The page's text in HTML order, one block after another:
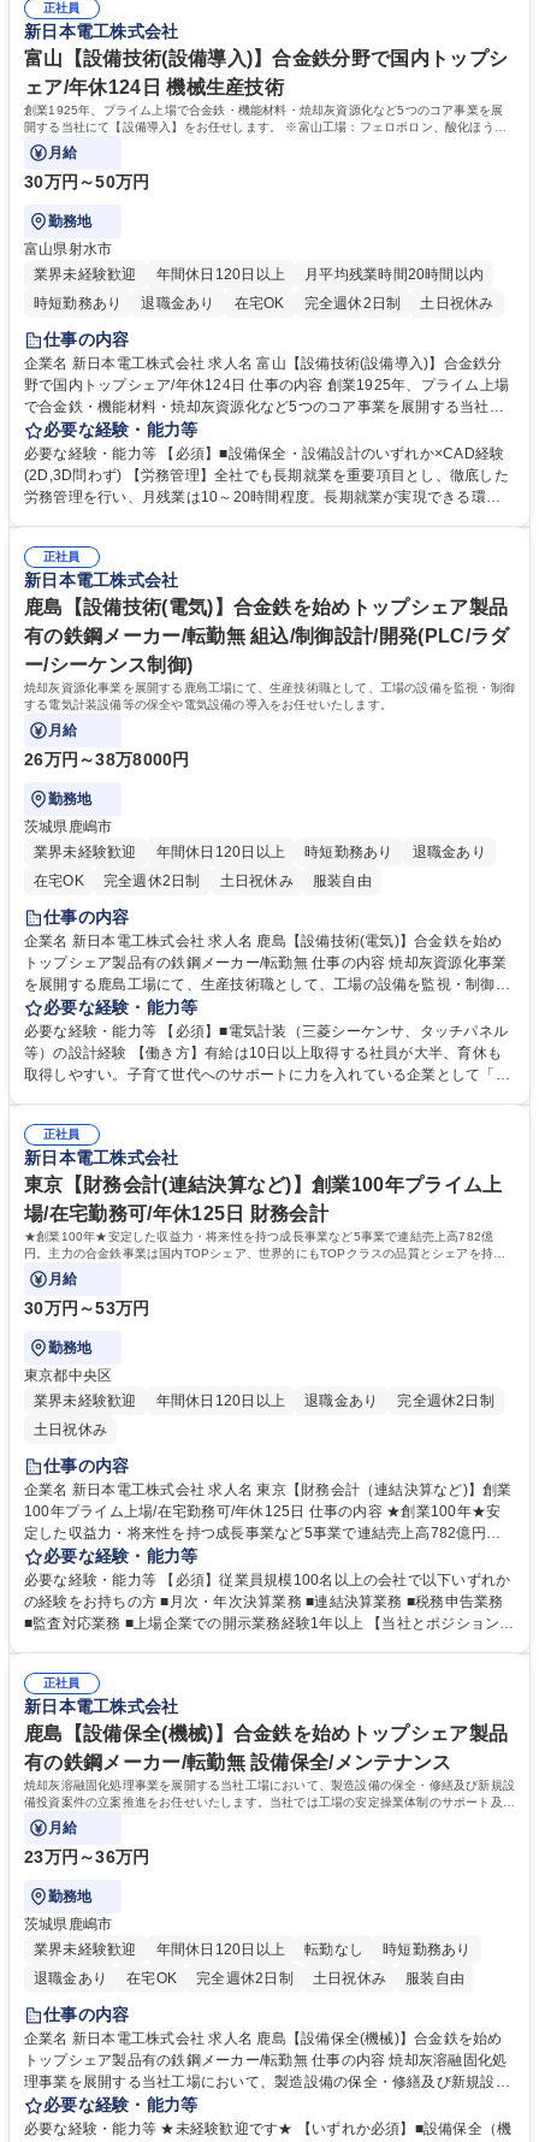
使用量集計、電力会社との連絡調整） ※今回の募集業務では、建物への建
設改変等の実作業は発生しません。 募集職種 複数勤務地【設備技術(電
気)】合金鉄分野で国内トップシェア/借上社宅制度有
マーク」の認定を受けており、法定を超えた各種制度を取り揃えておりま
す。 ■家賃補助は賃貸であり続ける限り適用。詳細は制度・福利厚生を参
照 ■終身雇用を掲げ、年収も着実に毎年上がります。退職金完備。■有給
は1年目から20日※付与。入社時から使用可能。※入社月によって日数変
動 学歴・資格 学歴：大学院 大学 高専 語学力： 資格：
正社員
新日本電工株式会社
富山【設備技術(設備導入)】合金鉄分野で国内トップシ
ェア/年休124日 機械生産技術
創業1925年、プライム上場で合金鉄・機能材料・焼却灰資源化など5つのコア事業を展
開する当社にて【設備導入】をお任せします。 ※富山工場：フェロボロン、酸化ほう素
など扱っています。
月給
30万円～50万円
勤務地
富山県射水市
業界未経験歓迎
年間休日120日以上
月平均残業時間20時間以内
時短勤務あり
退職金あり 在宅OK 完全週休2日制 土日祝休み
仕事の内容
企業名 新日本電工株式会社 求人名 富山【設備技術(設備導入)】合金鉄分
野で国内トップシェア/年休124日 仕事の内容 創業1925年、プライム上場
で合金鉄・機能材料・焼却灰資源化など5つのコア事業を展開する当社に
て【設備導入】をお任せします。 ※富山工場：フェロボロン、酸化ほう素
など扱っています。 【詳細】機能材料製造に関する業務。■更なる事業拡
大に向けた生産性の高い、効率的な生産ラインの設計■効率的な工法の特
定、生産体制の構築■新規設備の導入・投資計画の立案、プロジェクト管
富山【設備技術(設備導入)】合金鉄分野で国内トップシェア/年休124日
必要な経験・能力等
必要な経験・能力等 【必須】■設備保全・設備設計のいずれか×CAD経験
(2D,3D問わず) 【労務管理】全社でも長期就業を重要項目とし、徹底した
労務管理を行い、月残業は10～20時間程度。長期就業が実現できる環境
ーク」の認定を受けており、法定を超えた各種制度を取り揃えておりま
す。 ★家賃補助は賃貸であり続ける限り適用。詳細は制度・福利厚生を参
照 ★終身雇用を掲げ、年収も着実に毎年上がります。退職金も完備。 ★
有給は1年目から20日付与。※入社時から使用可※入社月で日数変動 学
歴・資格 学歴：大学院 大学 高専 語学力： 資格：
正社員
新日本電工株式会社
鹿島【設備技術(電気)】合金鉄を始めトップシェア製品
有の鉄鋼メーカー/転勤無 組込/制御設計/開発(PLC/ラダ
ー/シーケンス制御)
焼却灰資源化事業を展開する鹿島工場にて、生産技術職として、工場の設備を監視・制御
する電気計装設備等の保全や電気設備の導入をお任せいたします。
月給
26万円～38万8000円
勤務地
茨城県鹿嶋市
業界未経験歓迎
年間休日120日以上 時短勤務あり
退職金あり
在宅OK
完全週休2日制 土日祝休み 服装自由
仕事の内容
企業名 新日本電工株式会社 求人名 鹿島【設備技術(電気)】合金鉄を始め
トップシェア製品有の鉄鋼メーカー/転勤無 仕事の内容 焼却灰資源化事業
を展開する鹿島工場にて、生産技術職として、工場の設備を監視・制御す
る電気計装設備等の保全や電気設備の導入をお任せいたします。 【具体的
に】■電気計装関係の保全、修繕業務（トラブル対応含む） ■設備投資案
件の立案推進（外注工事向けの仕様書作成、価格交渉、社内稟議、工事監
督等含む）■月次業務（電力使用量集計、電力会社との連絡調整） ※今回
月残業は10～20時間程度。長期就業が実現できる環境。 募集職種 鹿島
【設備技術(電気)】合金鉄を始めトップシェア製品有の鉄鋼メーカー/転勤
無
必要な経験・能力等
必要な経験・能力等 【必須】■電気計装（三菱シーケンサ、タッチパネル
等）の設計経験 【働き方】有給は10日以上取得する社員が大半、育休も
取得しやすい。子育て世代へのサポートに力を入れている企業として「く
生を参照 ■終身雇用を掲げ、年収も着実に毎年上がります。退職金完備。
■有給は1年目から20日※付与。入社時から使用可能。※入社月によって
日数変動 学歴・資格 学歴：大学院 大学 高専 語学力： 資格：
正社員
新日本電工株式会社
東京【財務会計(連結決算など)】創業100年プライム上
場/在宅勤務可/年休125日 財務会計
★創業100年★安定した収益力・将来性を持つ成長事業など5事業で連結売上高782億
円。主力の合金鉄事業は国内TOPシェア、世界的にもTOPクラスの品質とシェアを持つ
当社にて経理(リーダー～管理職候補)をお任せ。
月給
30万円～53万円
勤務地
東京都中央区
業界未経験歓迎
年間休日120日以上 退職金あり
完全週休2日制
土日祝休み
仕事の内容
企業名 新日本電工株式会社 求人名 東京【財務会計（連結決算など)】創業
100年プライム上場/在宅勤務可/年休125日 仕事の内容 ★創業100年★安
定した収益力・将来性を持つ成長事業など5事業で連結売上高782億円。
主力の合金鉄事業は国内TOPシェア、世界的にもTOPクラスの品質とシェ
アを持つ当社にて経理(リーダー～管理職候補)をお任せ。 【入社後】■月
次・年次決算■連結決算■開示業務■税務申告等をメインでお任せ予定で
す。※入社時のご経験次第では、管理会計、財務、業績管理等をお任せす
活躍を期待しています。 【働き方】リモート：1～2回/週可能 募集職種 東
京【財務会計（連結決算など)】創業100年プライム上場/在宅勤務可/年休1
25日
必要な経験・能力等
必要な経験・能力等 【必須】従業員規模100名以上の会社で以下いずれか
の経験をお持ちの方 ■月次・年次決算業務 ■連結決算業務 ■税務申告業務
■監査対応業務 ■上場企業での開示業務経験1年以上 【当社とポジションの
2億円、ROE4.3%、自己資本比率72.1%と経営基盤も安定。年齢制限無し
の借上げ社宅制度(規定あり)、各種福利厚生も豊富。■ポジション：プライ
ム上場企業の中で、様々な業務に関与することが可能。フレックス・リモ
ート制度もあり、働きやすい環境です。 学歴・資格 学歴：大学院 大学 高
専 語学力： 資格：
正社員
新日本電工株式会社
鹿島【設備保全(機械)】合金鉄を始めトップシェア製品
有の鉄鋼メーカー/転勤無 設備保全/メンテナンス
焼却灰溶融固化処理事業を展開する当社工場において、製造設備の保全・修繕及び新規設
備投資案件の立案推進をお任せいたします。当社では工場の安定操業体制のサポート及び
改善の推進を進めています。
月給
23万円～36万円
勤務地
茨城県鹿嶋市
業界未経験歓迎
年間休日120日以上 転勤なし
時短勤務あり
退職金あり
在宅OK 完全週休2日制 土日祝休み 服装自由
仕事の内容
企業名 新日本電工株式会社 求人名 鹿島【設備保全(機械)】合金鉄を始め
トップシェア製品有の鉄鋼メーカー/転勤無 仕事の内容 焼却灰溶融固化処
理事業を展開する当社工場において、製造設備の保全・修繕及び新規設備
投資案件の立案推進をお任せいたします。当社では工場の安定操業体制の
サポート及び改善の推進を進めています。 【仕事内容】■既存設備の保全
必要な経験・能力等
必要な経験・能力等 ★未経験歓迎です★ 【いずれか必須】■設備保全（機